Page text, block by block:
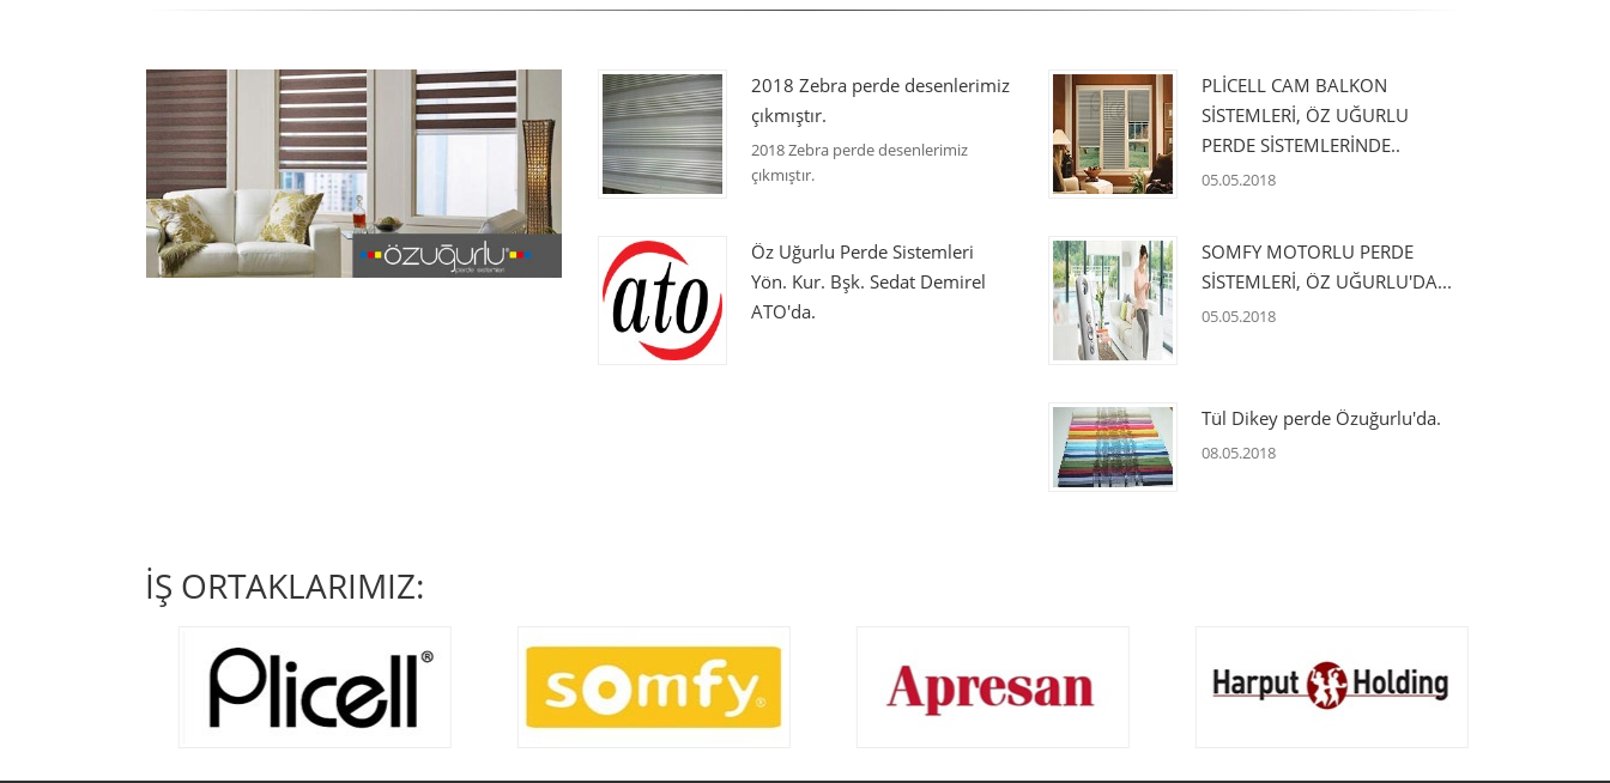
2018 Zebra perde desenlerimiz
çıkmıştır.
2018 Zebra perde desenlerimiz
çıkmıştır.
Öz Uğurlu Perde Sistemleri
Yön. Kur. Bşk. Sedat Demirel
ATO'da.
PLİCELL CAM BALKON
SİSTEMLERİ, ÖZ UĞURLU
PERDE SİSTEMLERİNDE..
05.05.2018
SOMFY MOTORLU PERDE
SİSTEMLERİ, ÖZ UĞURLU'DA...
05.05.2018
Tül Dikey perde Özuğurlu'da.
08.05.2018
İŞ ORTAKLARIMIZ: